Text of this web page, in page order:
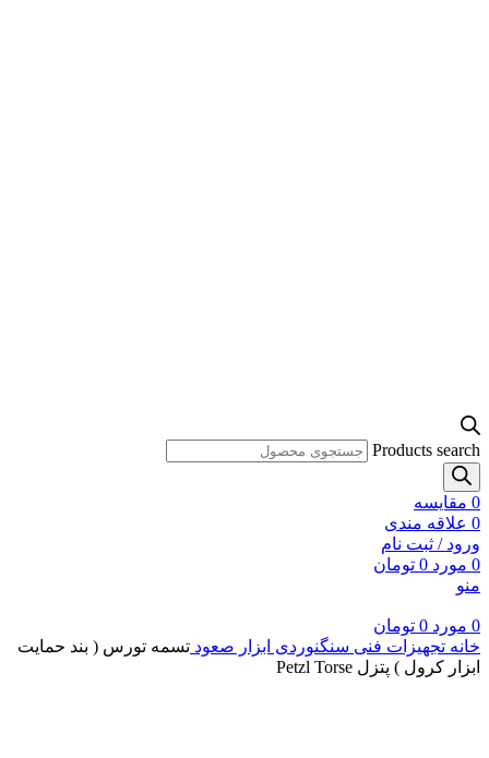
Products search
0 مقايسه
0 علاقه مندی
ورود / ثبت نام
0 مورد 0 تومان
منو
0 مورد 0 تومان
خانه تجهیزات فنی سنگنوردی ابزار صعود تسمه تورس ( بند حمایت
ابزار کرول ) پتزل Petzl Torse